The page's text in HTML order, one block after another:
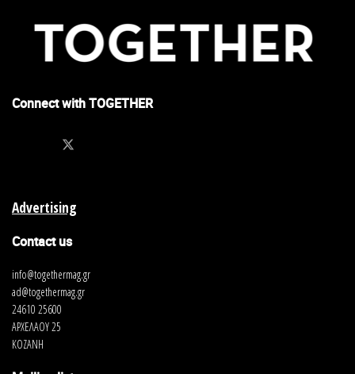
Connect with TOGETHER
Advertising
Contact us
info@togethermag.gr
ad@togethermag.gr
24610 25600
ΑΡΧΕΛΑΟΥ 25
ΚΟΖΑΝΗ